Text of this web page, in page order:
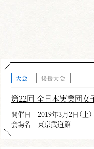
大会 後援大会
第22回 全日本実業団女
開催日
2019年3月2日（土）
会場名
東京武道館